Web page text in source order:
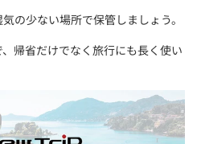
の少ない場所で保管しましょう。
帰省だけでなく旅行にも長く使い